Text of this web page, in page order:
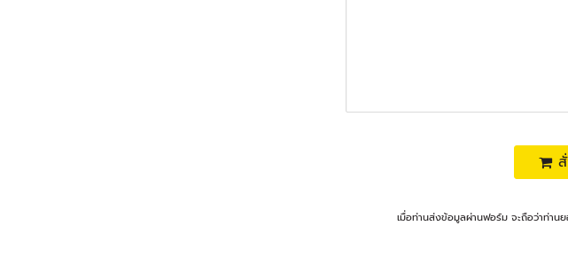
เมื่อท่านส่งข้อมูลผ่านฟอร์ม จะถือว่าท่านย